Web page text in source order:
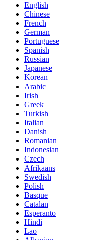
English
Chinese
French
German
Portuguese
Spanish
Russian
Japanese
Korean
Arabic
Irish
Greek
Turkish
Italian
Danish
Romanian
Indonesian
Czech
Afrikaans
Swedish
Polish
Basque
Catalan
Esperanto
Hindi
Lao